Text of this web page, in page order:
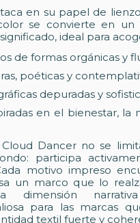
en su papel de
se convierte en un
ideal para
de formas orgánicas y
poéticas y
depuradas y
en el bienestar, la
Dancer no se
participa
motivo impreso
un marco que lo
dimensión
para las marcas
textil fuerte y